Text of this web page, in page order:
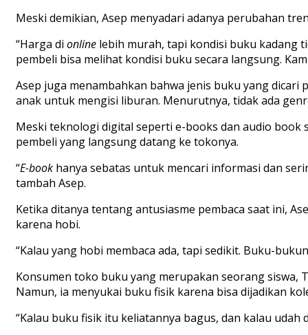
Meski demikian, Asep menyadari adanya perubahan
“Harga di online lebih murah, tapi kondisi buku kadang
pembeli bisa melihat kondisi buku secara langsung.
Asep juga menambahkan bahwa jenis buku yangdicari
anak untuk mengisi liburan. Menurutnya, tidakada
Meski teknologi digital seperti e-books dan audio book
pembeli yang langsungdatang ke tokonya.
“E-book hanya sebatas untuk mencari informasi dan
tambah Asep.
Ketika ditanya tentangantusiasme pembaca saat ini,
karena hobi.
“Kalau yang hobi membaca ada, tapi sedikit. Buku-
Konsumen toko buku yang merupakan seorangsiswa,
Namun, ia menyukai buku fisik karena bisa dijadikan
“Kalau buku fisik itu keliatannya bagus, dan kalau udah